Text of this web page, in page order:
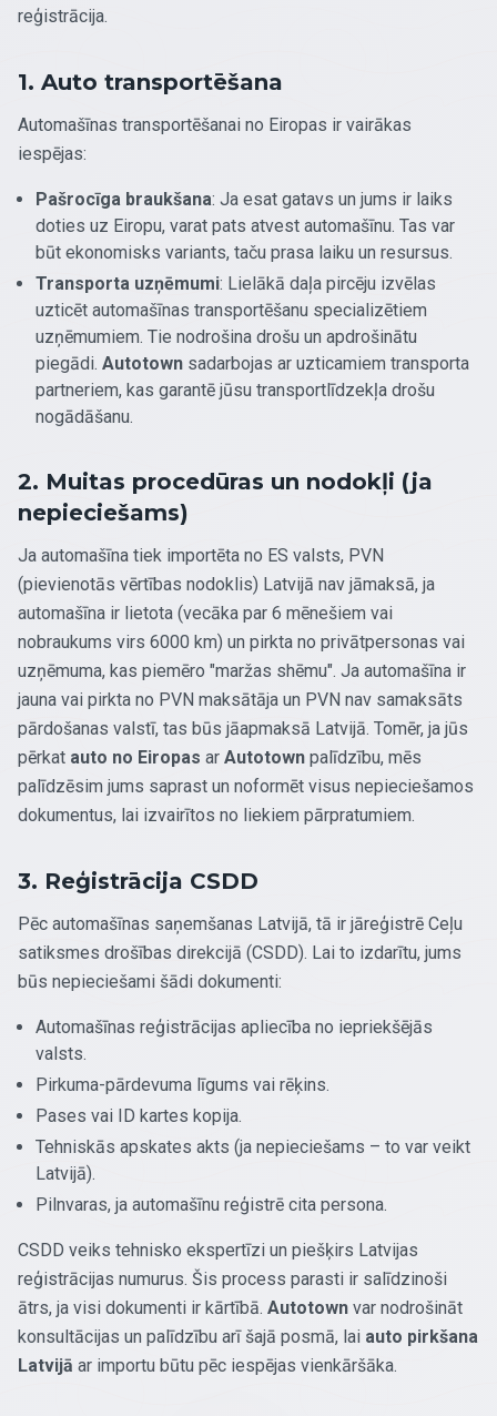
reģistrācija.
1. Auto transportēšana
Automašīnas transportēšanai no Eiropas ir vairākas
iespējas:
Pašrocīga braukšana: Ja esat gatavs un jums ir laiks
doties uz Eiropu, varat pats atvest automašīnu. Tas var
būt ekonomisks variants, taču prasa laiku un resursus.
Transporta uzņēmumi: Lielākā daļa pircēju izvēlas
uzticēt automašīnas transportēšanu specializētiem
uzņēmumiem. Tie nodrošina drošu un apdrošinātu
piegādi. Autotown sadarbojas ar uzticamiem transporta
partneriem, kas garantē jūsu transportlīdzekļa drošu
nogādāšanu.
2. Muitas procedūras un nodokļi (ja
nepieciešams)
Ja automašīna tiek importēta no ES valsts, PVN
(pievienotās vērtības nodoklis) Latvijā nav jāmaksā, ja
automašīna ir lietota (vecāka par 6 mēnešiem vai
nobraukums virs 6000 km) un pirkta no privātpersonas vai
uzņēmuma, kas piemēro "maržas shēmu". Ja automašīna ir
jauna vai pirkta no PVN maksātāja un PVN nav samaksāts
pārdošanas valstī, tas būs jāapmaksā Latvijā. Tomēr, ja jūs
pērkat auto no Eiropas ar Autotown palīdzību, mēs
palīdzēsim jums saprast un noformēt visus nepieciešamos
dokumentus, lai izvairītos no liekiem pārpratumiem.
3. Reģistrācija CSDD
Pēc automašīnas saņemšanas Latvijā, tā ir jāreģistrē Ceļu
satiksmes drošības direkcijā (CSDD). Lai to izdarītu, jums
būs nepieciešami šādi dokumenti:
Automašīnas reģistrācijas apliecība no iepriekšējās
valsts.
Pirkuma-pārdevuma līgums vai rēķins.
Pases vai ID kartes kopija.
Tehniskās apskates akts (ja nepieciešams – to var veikt
Latvijā).
Pilnvaras, ja automašīnu reģistrē cita persona.
CSDD veiks tehnisko ekspertīzi un piešķirs Latvijas
reģistrācijas numurus. Šis process parasti ir salīdzinoši
ātrs, ja visi dokumenti ir kārtībā. Autotown var nodrošināt
konsultācijas un palīdzību arī šajā posmā, lai auto pirkšana
Latvijā ar importu būtu pēc iespējas vienkāršāka.